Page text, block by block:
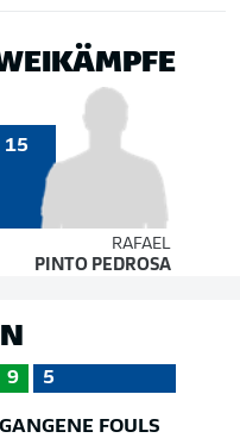
15
RAFAEL
PINTO PEDROSA
9 5
FOULS